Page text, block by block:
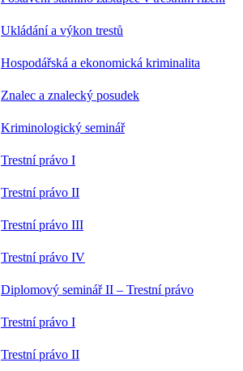
Ukládání a výkon trestů
Hospodářská a ekonomická kriminalita
Znalec a znalecký posudek
Kriminologický seminář
Trestní právo I
Trestní právo II
Trestní právo III
Trestní právo IV
Diplomový seminář II – Trestní právo
Trestní právo I
Trestní právo II